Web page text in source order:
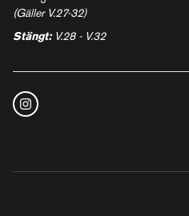
(Gäller V.27-32)
Stängt: V.28 - V.32